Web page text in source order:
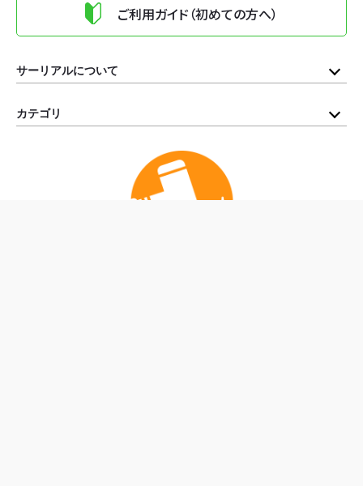
ご利用ガイド（初めての方へ）
サーリアルについて
カテゴリ